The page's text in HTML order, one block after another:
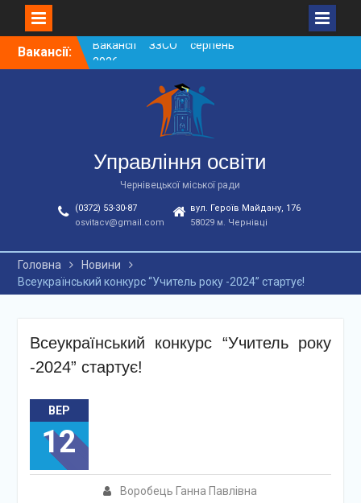
SkipВакансії:
2026
Вакансії ЗЗСО червень
2026
Вакансії у ЗДО та
дошкільних підрозділах
ЗЗСО станом на
01.08.2026 р.
Управління освіти
Чернівецької міської ради
(0372) 53-30-87
osvitacv@gmail.com
вул. Героїв Майдану, 176
58029 м. Чернівці
Головна
Новини
Всеукраїнський конкурс “Учитель року -2024” стартує!
Всеукраїнський конкурс “Учитель року
-2024” стартує!
ВЕР
12
Воробець Ганна Павлівна